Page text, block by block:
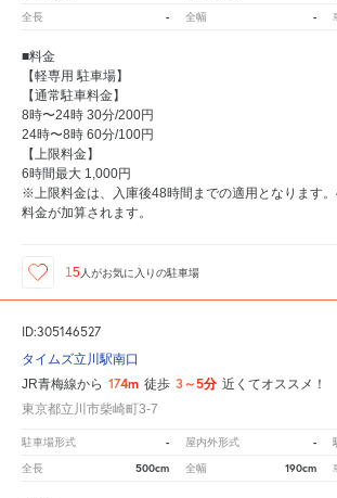
全長 - 全幅 -
■料金
【軽専用 駐車場】
【通常駐車料金】
8時〜24時 30分/200円
24時〜8時 60分/100円
【上限料金】
6時間最大 1,000円
※上限料金は、入庫後48時間までの適用となります
料金が加算されます。
15人がお気に入りの駐車場
ID:305146527
タイムズ立川駅南口
JR青梅線から 174m 徒歩 3～5分 近くてオススメ！
東京都立川市柴崎町3-7
駐車場形式 - 屋内外形式 -
全長 500cm 全幅 190cm